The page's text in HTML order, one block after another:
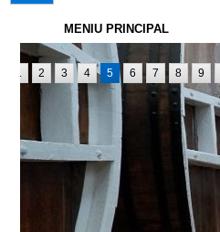
MENIU PRINCIPAL
1 2 3 4 5 6 7 8 9